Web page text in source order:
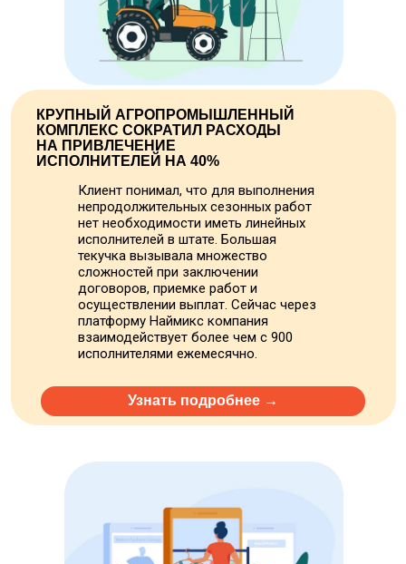
Клиент понимал, что для выполнения
непродолжительных сезонных работ
нет необходимости иметь линейных
исполнителей в штате. Большая
текучка вызывала множество
сложностей при заключении
договоров, приемке работ и
осуществлении выплат. Сейчас через
платформу Наймикс компания
взаимодействует более чем с 900
исполнителями ежемесячно.
КРУПНЫЙ АГРОПРОМЫШЛЕННЫЙ
КОМПЛЕКС СОКРАТИЛ РАСХОДЫ
НА ПРИВЛЕЧЕНИЕ
ИСПОЛНИТЕЛЕЙ НА 40%
Узнать подробнее →